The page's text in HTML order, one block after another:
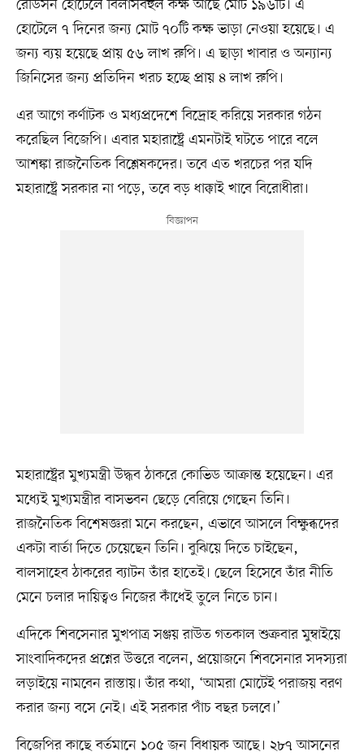
রেডিসন হোটেলে বিলাসবহুল কক্ষ আছে মোট ১৯৬টি। এ
হোটেলে ৭ দিনের জন্য মোট ৭০টি কক্ষ ভাড়া নেওয়া হয়েছে। এ
জন্য ব্যয় হয়েছে প্রায় ৫৬ লাখ রুপি। এ ছাড়া খাবার ও অন্যান্য
জিনিসের জন্য প্রতিদিন খরচ হচ্ছে প্রায় ৪ লাখ রুপি।
এর আগে কর্ণাটক ও মধ্যপ্রদেশে বিদ্রোহ করিয়ে সরকার গঠন
করেছিল বিজেপি। এবার মহারাষ্ট্রে এমনটাই ঘটতে পারে বলে
আশঙ্কা রাজনৈতিক বিশ্লেষকদের। তবে এত খরচের পর যদি
মহারাষ্ট্রে সরকার না পড়ে, তবে বড় ধাক্কাই খাবে বিরোধীরা।
মহারাষ্ট্রের মুখ্যমন্ত্রী উদ্ধব ঠাকরে কোভিড আক্রান্ত হয়েছেন। এর
মধ্যেই মুখ্যমন্ত্রীর বাসভবন ছেড়ে বেরিয়ে গেছেন তিনি।
রাজনৈতিক বিশেষজ্ঞরা মনে করছেন, এভাবে আসলে বিক্ষুব্ধদের
একটা বার্তা দিতে চেয়েছেন তিনি। বুঝিয়ে দিতে চাইছেন,
বালসাহেব ঠাকরের ব্যাটন তাঁর হাতেই। ছেলে হিসেবে তাঁর নীতি
মেনে চলার দায়িত্বও নিজের কাঁধেই তুলে নিতে চান।
এদিকে শিবসেনার মুখপাত্র সঞ্জয় রাউত গতকাল শুক্রবার মুম্বাইয়ে
সাংবাদিকদের প্রশ্নের উত্তরে বলেন, প্রয়োজনে শিবসেনার সদস্যরা
লড়াইয়ে নামবেন রাস্তায়। তাঁর কথা, ‘আমরা মোটেই পরাজয় বরণ
করার জন্য বসে নেই। এই সরকার পাঁচ বছর চলবে।’
বিজেপির কাছে বর্তমানে ১০৫ জন বিধায়ক আছে। ২৮৭ আসনের